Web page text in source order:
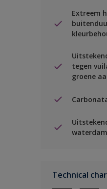
Extreem
tegen
groene
Technical